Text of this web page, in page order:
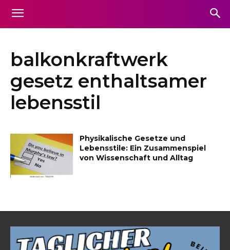
balkonkraftwerk
gesetz enthaltsamer
lebensstil
Physikalische Gesetze und
Lebensstile: Ein Zusammenspiel
von Wissenschaft und Alltag